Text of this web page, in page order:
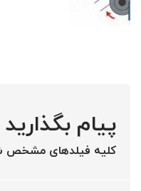
پیام بگذارید
کلیه فیلدهای مشخص